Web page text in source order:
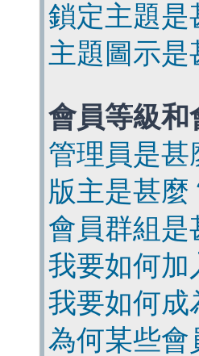
鎖定主題是
主題圖示是
會員等級和
管理員是甚
版主是甚麼
會員群組是
我要如何加
我要如何成
為何某些會